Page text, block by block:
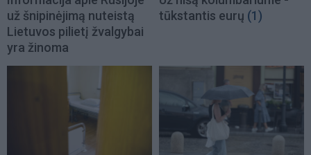
už šnipinėjimą nuteistą
Lietuvos pilietį žvalgybai
yra žinoma
tūkstantis eurų (1)